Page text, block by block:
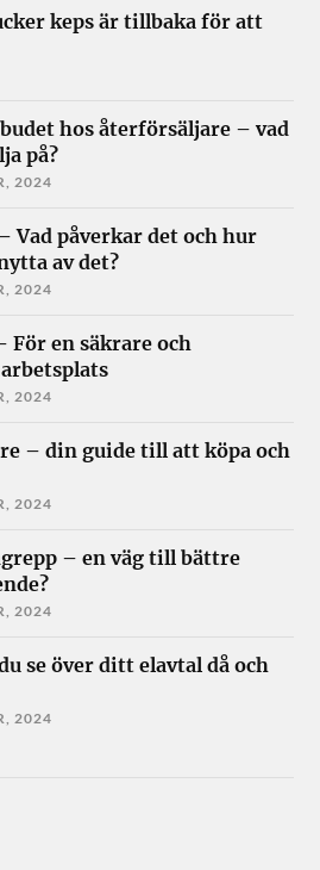
keps är tillbaka för att
hos återförsäljare – vad
på?
2024
Vad påverkar det och hur
av det?
2024
För en säkrare och
2024
– din guide till att köpa och
2024
– en väg till bättre
2024
se över ditt elavtal då och
2024